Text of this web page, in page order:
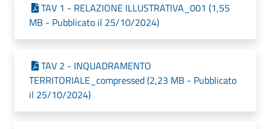
TAV 1 - RELAZIONE ILLUSTRATIVA_001 (1,55
MB - Pubblicato il 25/10/2024)
TAV 2 - INQUADRAMENTO
TERRITORIALE_compressed (2,23 MB - Pubblicato
il 25/10/2024)